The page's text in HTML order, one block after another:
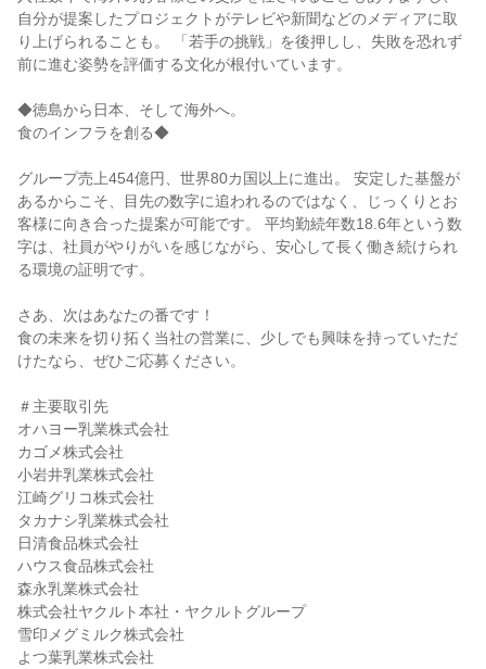
自分が提案したプロジェクトがテレビや新聞などのメディアに取
り上げられることも。 「若手の挑戦」を後押しし、失敗を恐れず
前に進む姿勢を評価する文化が根付いています。
◆徳島から日本、そして海外へ。
食のインフラを創る◆
グループ売上454億円、世界80カ国以上に進出。 安定した基盤が
あるからこそ、目先の数字に追われるのではなく、じっくりとお
客様に向き合った提案が可能です。 平均勤続年数18.6年という数
字は、社員がやりがいを感じながら、安心して長く働き続けられ
る環境の証明です。
さあ、次はあなたの番です！
食の未来を切り拓く当社の営業に、少しでも興味を持っていただ
けたなら、ぜひご応募ください。
＃主要取引先
オハヨー乳業株式会社
カゴメ株式会社
小岩井乳業株式会社
江崎グリコ株式会社
タカナシ乳業株式会社
日清食品株式会社
ハウス食品株式会社
森永乳業株式会社
株式会社ヤクルト本社・ヤクルトグループ
雪印メグミルク株式会社
よつ葉乳業株式会社